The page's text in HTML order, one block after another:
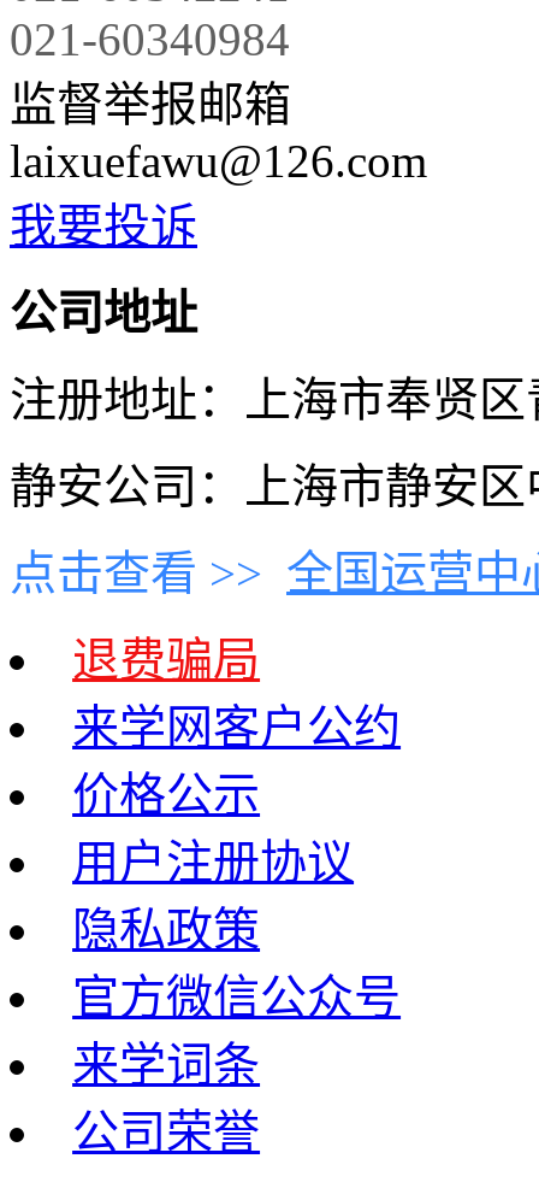
021-60340984
监督举报邮箱
laixuefawu@126.com
我要投诉
公司地址
注册地址：上海市奉贤
静安公司：上海市静安
点击查看 >> 全国运营中
退费骗局
来学网客户公约
价格公示
用户注册协议
隐私政策
官方微信公众号
来学词条
公司荣誉